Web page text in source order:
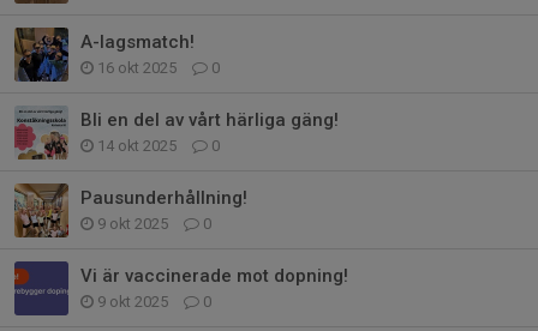
A-lagsmatch!
16 okt 2025 0
Bli en del av vårt härliga gäng!
14 okt 2025 0
Pausunderhållning!
9 okt 2025 0
Vi är vaccinerade mot dopning!
9 okt 2025 0